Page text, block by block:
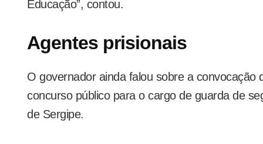
Educação”, contou.
Agentes prisionais
O governador ainda falou sobre a convocação
concurso público para o cargo de guarda de
de Sergipe.